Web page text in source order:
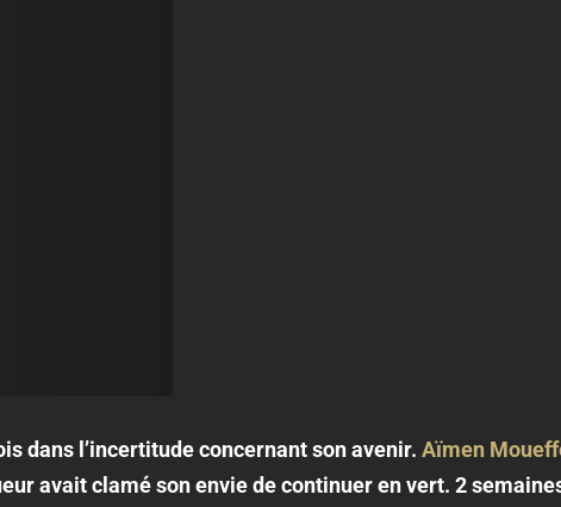
dans l’incertitude concernant son avenir. Aïmen
avait clamé son envie de continuer en vert. 2